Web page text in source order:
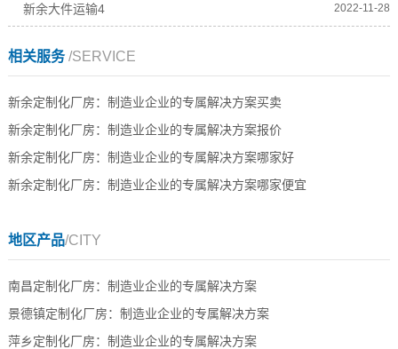
新余大件运输4 2022-11-28
相关服务/SERVICE
新余定制化厂房：制造业企业的专属解决方案买卖
新余定制化厂房：制造业企业的专属解决方案报价
新余定制化厂房：制造业企业的专属解决方案哪家好
新余定制化厂房：制造业企业的专属解决方案哪家便宜
地区产品/CITY
南昌定制化厂房：制造业企业的专属解决方案
景德镇定制化厂房：制造业企业的专属解决方案
萍乡定制化厂房：制造业企业的专属解决方案